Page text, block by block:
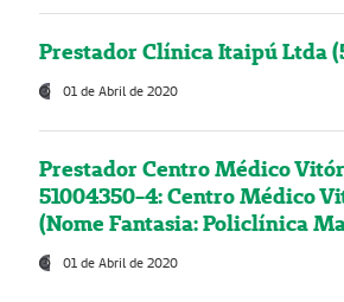
Prestador Clínica Itaipú Ltda
01 de Abril de 2020
Prestador Centro Médico
51004350-4: Centro Médico
(Nome Fantasia: Policlínica
01 de Abril de 2020